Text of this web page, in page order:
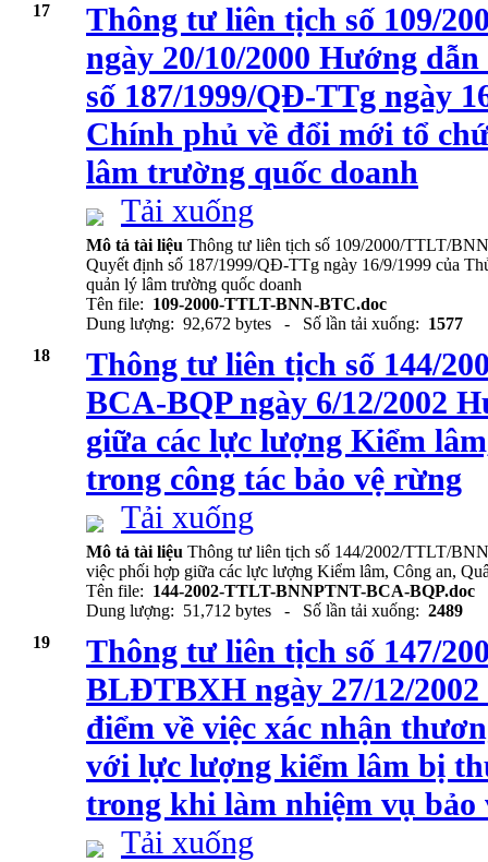
17
Thông tư liên tịch số 109/
ngày 20/10/2000 Hướng
số 187/1999/QĐ-TTg ngày
Chính phủ về đổi mới tổ
lâm trường quốc doanh
Tải xuống
Mô tả tài liệu Thông tư liên tịch số 109/2000/TTLT/
Quyết định số 187/1999/QĐ-TTg ngày 16/9/1999 của
quản lý lâm trường quốc doanh
Tên file: 109-2000-TTLT-BNN-BTC.doc
Dung lượng: 92,672 bytes - Số lần tải xuống: 1577
18
Thông tư liên tịch số 144/
BCA-BQP ngày 6/12/2002
giữa các lực lượng Kiểm
trong công tác bảo vệ rừng
Tải xuống
Mô tả tài liệu Thông tư liên tịch số 144/2002/TTLT/
việc phối hợp giữa các lực lượng Kiểm lâm, Công an,
Tên file: 144-2002-TTLT-BNNPTNT-BCA-BQP.doc
Dung lượng: 51,712 bytes - Số lần tải xuống: 2489
19
Thông tư liên tịch số 147/
BLĐTBXH ngày 27/12/
điểm về việc xác nhận
với lực lượng kiểm lâm bị
trong khi làm nhiệm vụ bảo
Tải xuống